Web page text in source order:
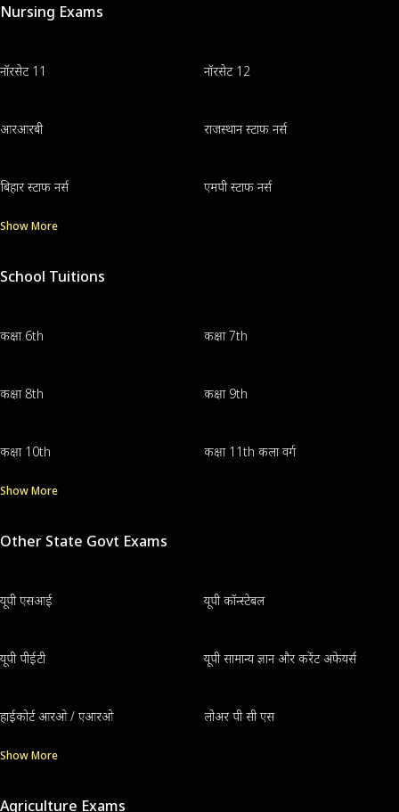
Nursing Exams
नॉरसेट 11 नॉरसेट 12
आरआरबी राजस्थान स्टाफ नर्स
बिहार स्टाफ नर्स एमपी स्टाफ नर्स
Show More
School Tuitions
कक्षा 6th कक्षा 7th
कक्षा 8th कक्षा 9th
कक्षा 10th कक्षा 11th कला वर्ग
Show More
Other State Govt Exams
यूपी एसआई यूपी कॉन्स्टेबल
यूपी पीईटी यूपी सामान्य ज्ञान और करेंट अफेयर्स
हाईकोर्ट आरओ / एआरओ लोअर पी सी एस
Show More
Agriculture Exams